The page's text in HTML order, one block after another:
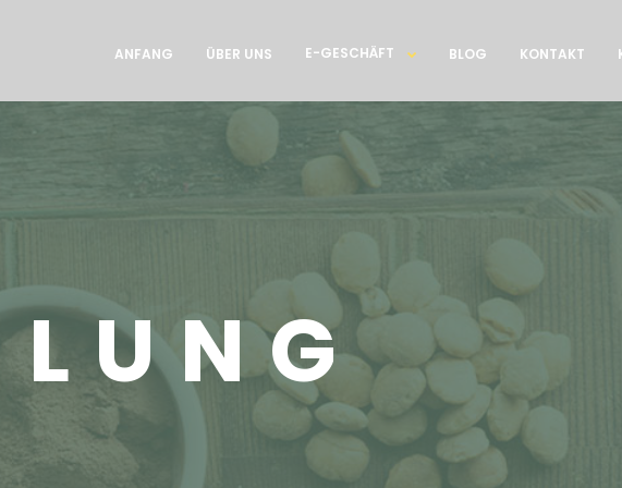
ANFANG ÜBER UNS E-GESCHÄFT BLOG KONTAKT